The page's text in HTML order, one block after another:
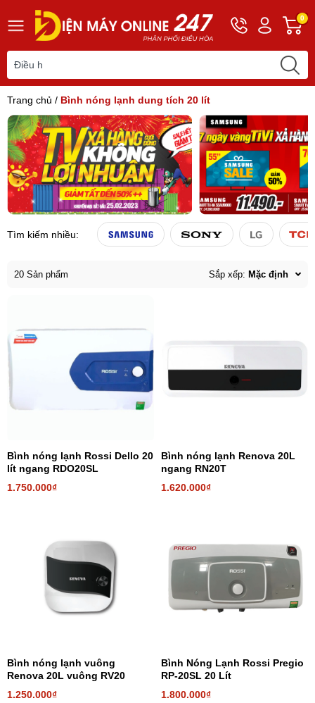
Hotline
0243
Tài
khoản
Khách
0
Trang chủ / Bình nóng lạnh dung tích 20 lít
Tìm kiếm nhiều:
20 Sản phẩm Sắp xếp: Mặc định
Bình nóng lạnh Rossi Dello 20
lít ngang RDO20SL
1.750.000₫
Bình nóng lạnh Renova 20L
ngang RN20T
1.620.000₫
Bình nóng lạnh vuông
Renova 20L vuông RV20
1.250.000₫
Bình Nóng Lạnh Rossi Pregio
RP-20SL 20 Lít
1.800.000₫